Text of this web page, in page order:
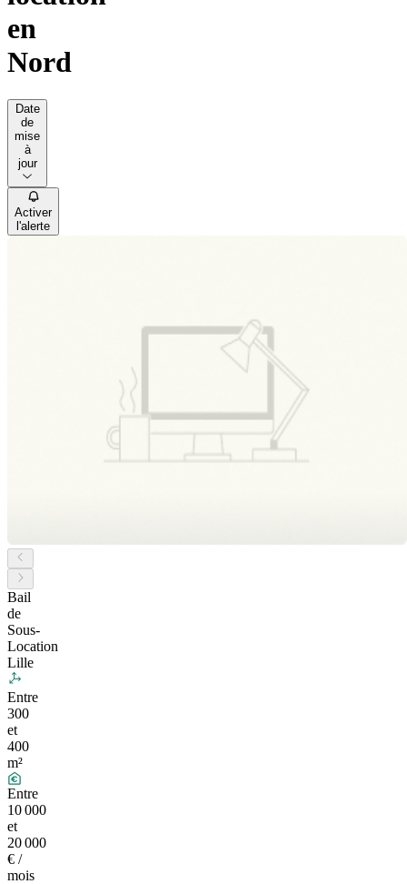
en
Nord
Date
de
mise
à
jour
Activer
l'alerte
Bail
de
Sous-
Location
Lille
Entre
300
et
400
m²
Entre
10 000
et
20 000
€ /
mois